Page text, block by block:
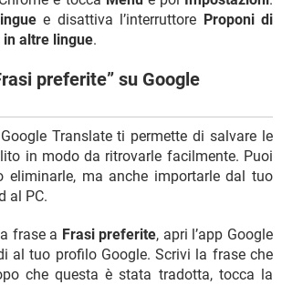
e disattiva l’interruttore Proponi di
altre lingue.
preferite” su Google
Translate ti permette di salvare le
in modo da ritrovarle facilmente. Puoi
eliminarle, ma anche importarle dal tuo
al PC.
frase a Frasi preferite, apri l’app Google
al tuo profilo Google. Scrivi la frase che
che questa è stata tradotta, tocca la